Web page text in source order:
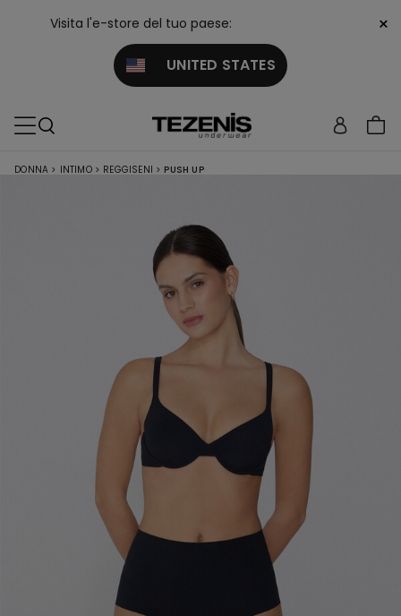
Visita l'e-store del tuo paese:
UNITED STATES
×
DONNA > INTIMO > REGGISENI > PUSH UP